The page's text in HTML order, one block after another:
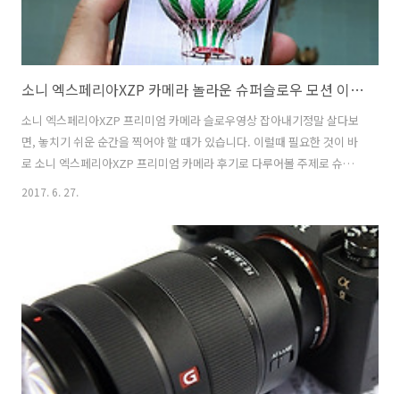
소니 엑스페리아XZP 카메라 놀라운 슈퍼슬로우 모션 이렇게 쓴다!
소니 엑스페리아XZP 프리미엄 카메라 슬로우영상 잡아내기정말 살다보
면, 놓치기 쉬운 순간을 찍어야 할 때가 있습니다. 이럴때 필요한 것이 바
로 소니 엑스페리아XZP 프리미엄 카메라 후기로 다루어볼 주제로 슈퍼
슬로우 모션(SuperSlow Motion)입니다. 정말 기가막힙니다. 순간을 잡
습니다. 960fps 프레임으로 촬영되는 소니 엑스페리아XZP 카메라는 정
말 빠르게 지나가는 순간도 느린 슬로우 동영상으로 촬영하여 줍니다. 그
렇기 때문에 놀이동산에서 풍선다트를 하여 풍선이 터지는 순간, 빗방울
이 떨어져 순면에 퍼지는 순간, 강아지가 뛰어 오는 순간 등 많은 찰라를
촬영할 수 있게 해줍니다.직접 보고 놀라웠던 소니 엑스페리아XZP 카
메..
2017. 6. 27.